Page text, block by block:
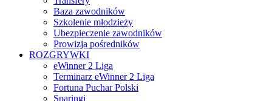
Baza zawodników
Szkolenie młodzieży
Ubezpieczenie zawodników
Prowizja pośredników
ROZGRYWKI
eWinner 2 Liga
Terminarz eWinner 2 Liga
Fortuna Puchar Polski
Sparingi